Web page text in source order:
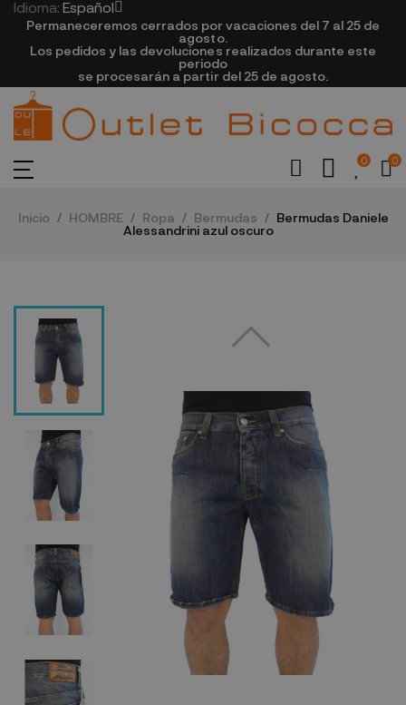
Idioma: Español
Permaneceremos cerrados por vacaciones del 7 al 25 de
agosto.
Los pedidos y las devoluciones realizados durante este
periodo
se procesarán a partir del 25 de agosto.
0 0
Inicio HOMBRE Ropa Bermudas
Bermudas Daniele
Alessandrini azul oscuro